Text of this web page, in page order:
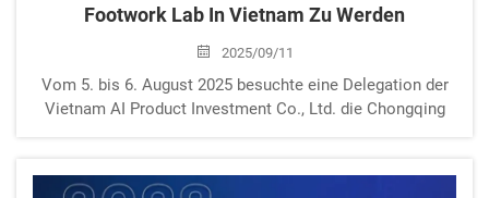
Footwork Lab In Vietnam Zu Werden
2025/09/11
Vom 5. bis 6. August 2025 besuchte eine Delegation der
Vietnam AI Product Investment Co., Ltd. die Chongqing
Seiten einigten sich nicht nur auf technologische i...